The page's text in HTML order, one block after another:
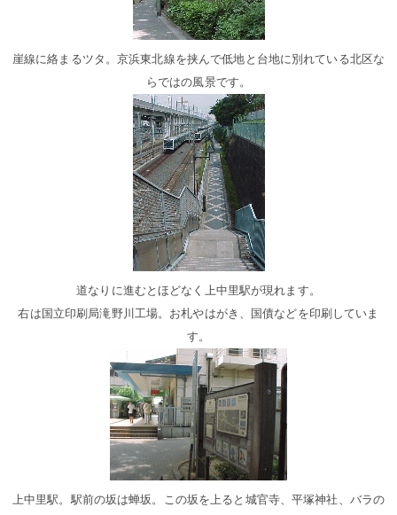
崖線に絡まるツタ。京浜東北線を挟んで低地と台地に別れている北区な
らではの風景です。
道なりに進むとほどなく上中里駅が現れます。
右は国立印刷局滝野川工場。お札やはがき、国債などを印刷していま
す。
上中里駅。駅前の坂は蝉坂。この坂を上ると城官寺、平塚神社、バラの